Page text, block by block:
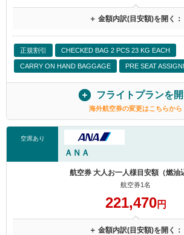
＋ 金額内訳(目安額)を開く：
正規割引 CHECKED BAG 2 PCS 23 KG EACH
CARRY ON HAND BAGGAGE PRE SEAT
フライトプランを開
海外航空券の変更はこちらから
空席あり
ＡＮＡ
航空券 大人お一人様目安額（燃油
航空券1名
221,470円
＋ 金額内訳(目安額)を開く：